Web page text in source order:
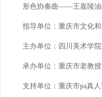
形色协奏曲——王嘉陵油
指导单位：重庆市文化
主办单位：四川美术学
承办单位：重庆市老教
支持单位：重庆市pa真